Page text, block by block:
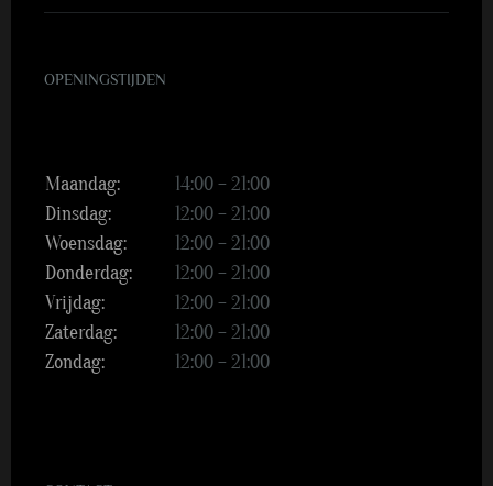
OPENINGSTIJDEN
Maandag:
14:00 – 21:00
Dinsdag:
12:00 – 21:00
Woensdag:
12:00 – 21:00
Donderdag:
12:00 – 21:00
Vrijdag:
12:00 – 21:00
Zaterdag:
12:00 – 21:00
Zondag:
12:00 – 21:00